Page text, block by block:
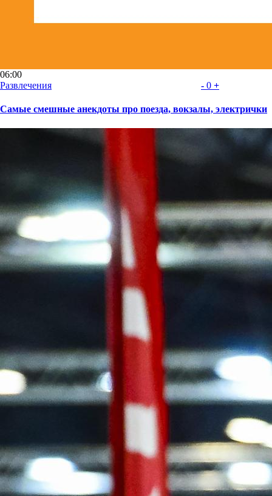
06:00
Развлечения
- 0 +
Самые смешные анекдоты про поезда, вокзалы, электрички